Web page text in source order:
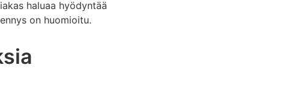
haluaa hyödyntää
on huomioitu.